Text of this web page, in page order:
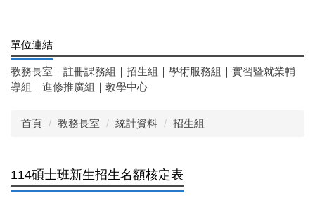
單位連結
教務長室 ｜ 註冊課務組 ｜ 招生組 ｜ 學術服務組 ｜ 實習暨就業輔
導組 ｜ 進修推廣組 ｜ 教學中心
首頁 教務長室 統計資料 招生組
114碩士班新生招生名額核定表